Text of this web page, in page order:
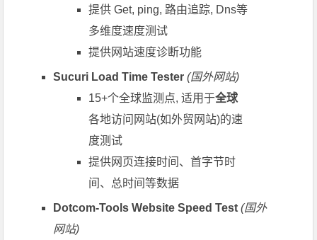
提供 Get, ping, 路由追踪, Dns等
多维度速度测试
提供网站速度诊断功能
Sucuri Load Time Tester (国外网站)
15+个全球监测点, 适用于全球
各地访问网站(如外贸网站)的速
度测试
提供网页连接时间、首字节时
间、总时间等数据
Dotcom-Tools Website Speed Test (国外
网站)